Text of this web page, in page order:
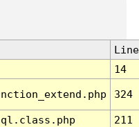
Line
14
324
211